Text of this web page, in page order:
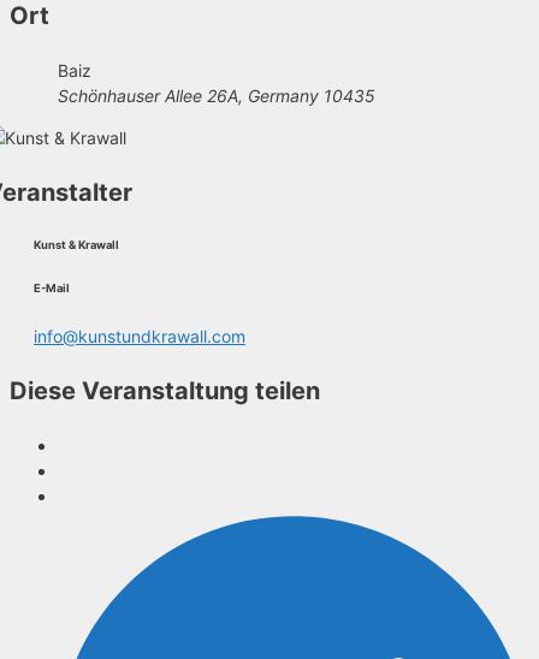
Ort
Baiz
Schönhauser Allee 26A, Germany 10435
Kunst & Krawall
E-Mail
info@kunstundkrawall.com
Diese Veranstaltung teilen